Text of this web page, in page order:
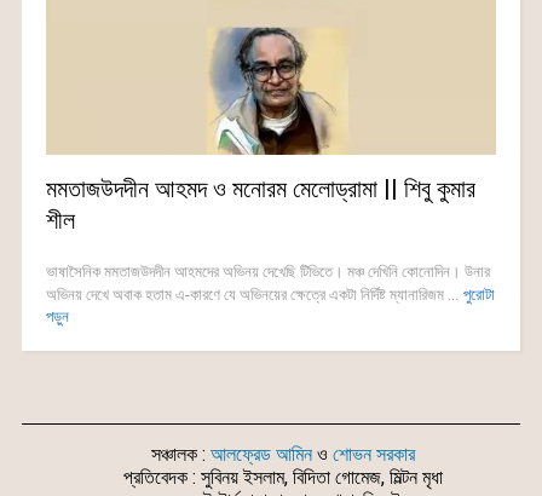
মমতাজউদদীন আহমদ ও মনোরম মেলোড্রামা || শিবু কুমার
শীল
ভাষাসৈনিক মমতাজউদদীন আহমদের অভিনয় দেখেছি টিভিতে। মঞ্চ দেখিনি কোনোদিন। উনার
অভিনয় দেখে অবাক হতাম এ-কারণে যে অভিনয়ের ক্ষেত্রে একটা নির্দিষ্ট ম্যানারিজম ... পুরোটা
পড়ুন
সঞ্চালক : আলফ্রেড আমিনও শোভন সরকার
প্রতিবেদক : সুবিনয় ইসলাম, বিদিতা গোমেজ, মিল্টন মৃধা